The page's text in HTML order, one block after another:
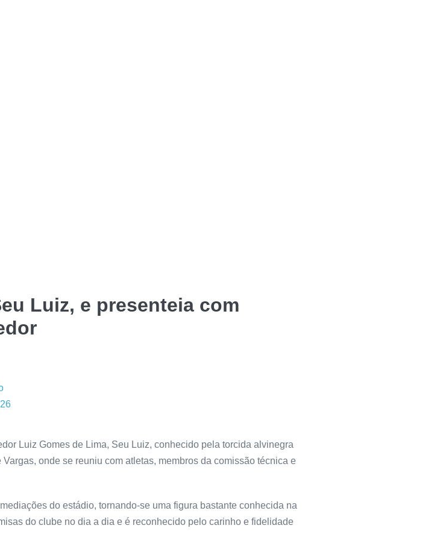
Luiz, e presenteia com
Luiz Gomes de Lima, Seu Luiz, conhecido pela torcida alvinegra
onde se reuniu com atletas, membros da comissão técnica e
do estádio, tornando-se uma figura bastante conhecida na
do clube no dia a dia e é reconhecido pelo carinho e fidelidade